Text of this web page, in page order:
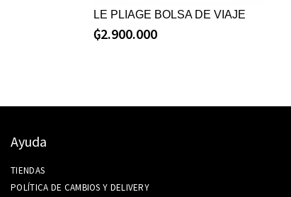
LE PLIAGE BOLSA DE VIAJE
₲2.900.000
Ayuda
TIENDAS
POLÍTICA DE CAMBIOS Y DELIVERY